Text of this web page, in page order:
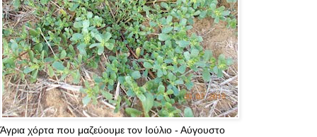
Άγρια χόρτα που μαζεύουμε τον Ιούλιο - Αύγουστο